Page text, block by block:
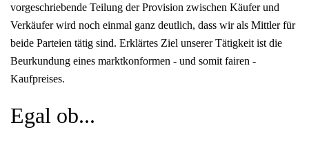
vorgeschriebende Teilung der Provision zwischen Käufer und
Verkäufer wird noch einmal ganz deutlich, dass wir als Mittler für
beide Parteien tätig sind. Erklärtes Ziel unserer Tätigkeit ist die
Beurkundung eines marktkonformen - und somit fairen -
Kaufpreises.
Egal ob...